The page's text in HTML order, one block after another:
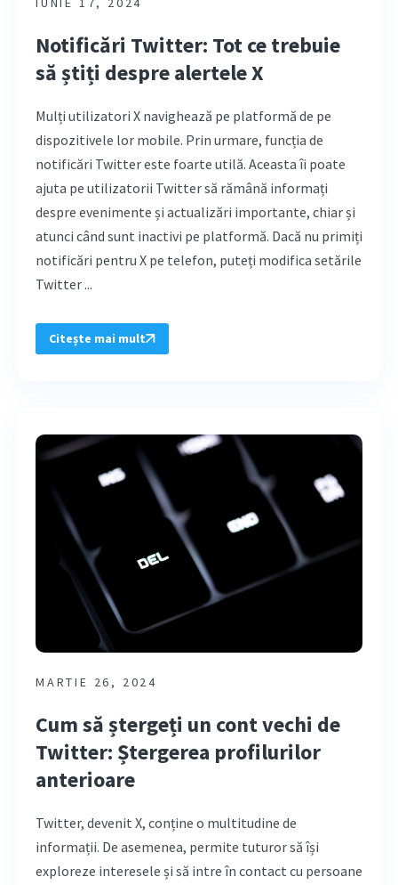
Notificări Twitter: Tot ce trebuie
să știți despre alertele X
Mulți utilizatori X navighează pe platformă de pe
dispozitivele lor mobile. Prin urmare, funcția de
notificări Twitter este foarte utilă. Aceasta îi poate
ajuta pe utilizatorii Twitter să rămână informați
despre evenimente și actualizări importante, chiar și
atunci când sunt inactivi pe platformă. Dacă nu primiți
notificări pentru X pe telefon, puteți modifica setările
Twitter ...
Citește mai mult
MARTIE 26, 2024
Cum să ștergeți un cont vechi de
Twitter: Ștergerea profilurilor
anterioare
Twitter, devenit X, conține o multitudine de
informații. De asemenea, permite tuturor să își
exploreze interesele și să intre în contact cu persoane